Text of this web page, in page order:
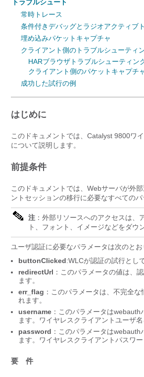
トラブルシュート
常時トレース
条件付きデバッグとラジオアクティブ
埋め込みパケットキャプチャ
クライアント側のトラブルシューティ
HARブラウザトラブルシューティン
クライアント側のパケットキャプチ
成功した試行の例
はじめに
このドキュメントでは、Catalyst 9800ワ
について説明します。
前提条件
このドキュメントでは、Webサーバが外
ントセッションの移行に必要なすべての
注 ：外部リソースへのアクセスは
ト、フォント、イメージなどをダウ
ユーザ認証に必要なパラメータは次のとお
buttonClicked:WLCが認証の試行とし
redirectUrl ：このパラメータの値は、
ます。
err_flag ：このパラメータは、不完全
れます。
username ：このパラメータは
ます。ワイヤレスクライアントユーザ
password ：このパラメータは
ます。ワイヤレスクライアントパスワ
要 件